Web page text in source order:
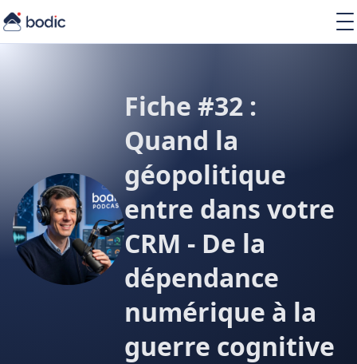
Learning
À propos
Ressources
FR
Fiche #32 :
Quand la
géopolitique
entre dans votre
CRM - De la
dépendance
numérique à la
guerre cognitive